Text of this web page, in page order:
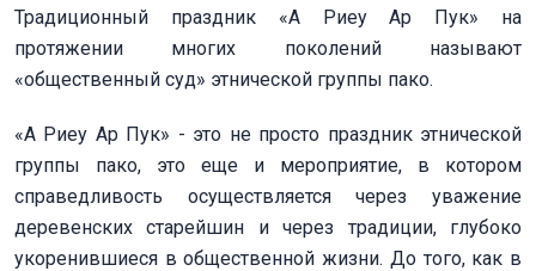
Традиционный праздник «А Риеу Ар Пук» на
протяжении многих поколений называют
«общественный суд» этнической группы пако.
«А Риеу Ар Пук» - это не просто праздник этнической
группы пако, это еще и мероприятие, в котором
справедливость осуществляется через уважение
деревенских старейшин и через традиции, глубоко
укоренившиеся в общественной жизни. До того, как в